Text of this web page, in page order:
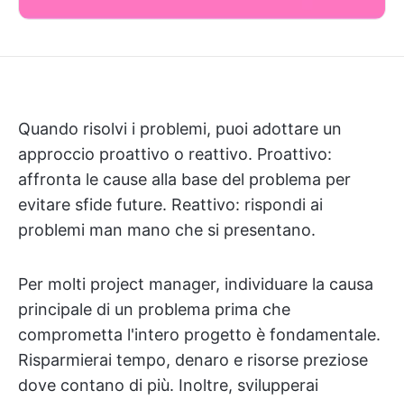
Quando risolvi i problemi, puoi adottare un
approccio proattivo o reattivo. Proattivo:
affronta le cause alla base del problema per
evitare sfide future. Reattivo: rispondi ai
problemi man mano che si presentano.
Per molti project manager, individuare la causa
principale di un problema prima che
comprometta l'intero progetto è fondamentale.
Risparmierai tempo, denaro e risorse preziose
dove contano di più. Inoltre, svilupperai